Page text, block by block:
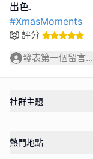
#XmasMoments
評分
發表第一個留言...
社群主題
熱門地點